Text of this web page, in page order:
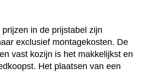
in de prijstabel zijn
exclusief montagekosten. De
vast kozijn is het makkelijkst en
Het plaatsen van een